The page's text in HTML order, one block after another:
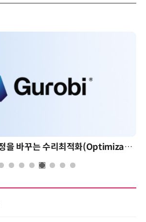
AI 시대의 의사결정을 바꾸는 수리최적화(Optimization): 실제 산업 적용 사례와 활용 전략